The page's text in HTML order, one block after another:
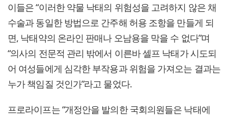
이들은 “이러한 약물 낙태의 위험성을 고려하지 않은 채
수술과 동일한 방법으로 간주해 허용 조항을 만들게 되
면, 낙태약의 온라인 판매나 오남용을 막을 수 없다”며
“의사의 전문적 관리 밖에서 이른바 셀프 낙태가 시도되
어 여성들에게 심각한 부작용과 위험을 가져오는 결과는
누가 책임질 것인가”라고 물었다.
프로라이프는 “개정안을 발의한 국회의원들은 낙태에